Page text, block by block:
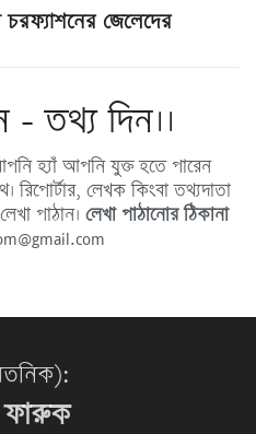
চরফ্যাশনের জেলেদের
তথ্য দিন।।
হ্যাঁ আপনি যুক্ত হতে পারেন
রিপোর্টার, লেখক কিংবা তথ্যদাতা
পাঠান। লেখা পাঠানোর ঠিকানা
ফারুক